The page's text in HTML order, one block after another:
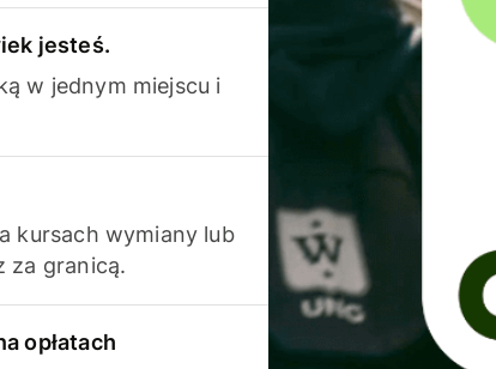
jesteś.
w jednym miejscu i
kursach wymiany lub
za granicą.
opłatach